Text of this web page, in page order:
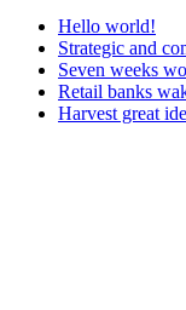
Hello world!
Strategic and
Seven weeks
Retail banks
Harvest great